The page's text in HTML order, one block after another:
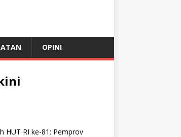
OPINI
HUT RI ke-81: Pemprov